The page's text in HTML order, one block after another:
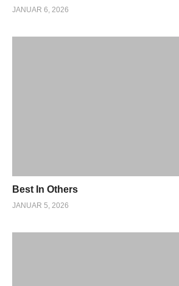
JANUAR 6, 2026
Best In Others
JANUAR 5, 2026